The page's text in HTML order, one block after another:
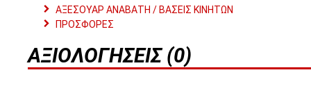
ΑΞΕΣΟΥΑΡ ΑΝΑΒΑΤΗ / ΒΑΣΕΙΣ ΚΙΝΗΤΩΝ
ΠΡΟΣΦΟΡΕΣ
ΑΞΙΟΛΟΓΉΣΕΙΣ (0)